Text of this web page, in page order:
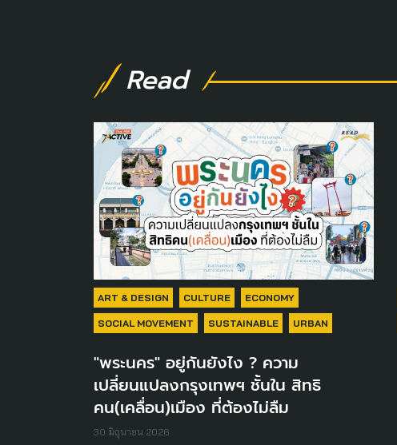
Read
ART & DESIGN CULTURE ECONOMY
SOCIAL MOVEMENT SUSTAINABLE URBAN
"พระนคร" อยู่กันยังไง ? ความ
เปลี่ยนแปลงกรุงเทพฯ ชั้นใน สิทธิ
คน(เคลื่อน)เมือง ที่ต้องไม่ลืม
30 มิถุนายน 2026